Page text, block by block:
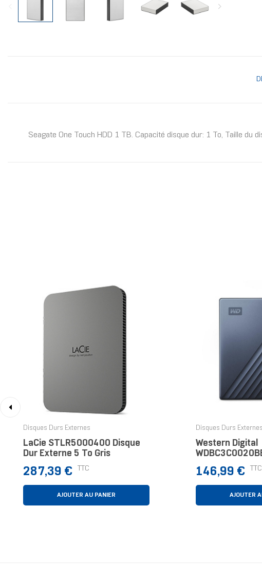
Seagate One Touch HDD 1 TB. Capacité disque dur: 1 To, Taille du
Disques Durs Externes
LaCie STLR5000400 Disque
Dur Externe 5 To Gris
Prix
287,39 € TTC
AJOUTER AU PANIER
Disques Durs Externes
Western Digital
Disque Dur
Bleu
Prix
146,99 € TTC
AJOUTER